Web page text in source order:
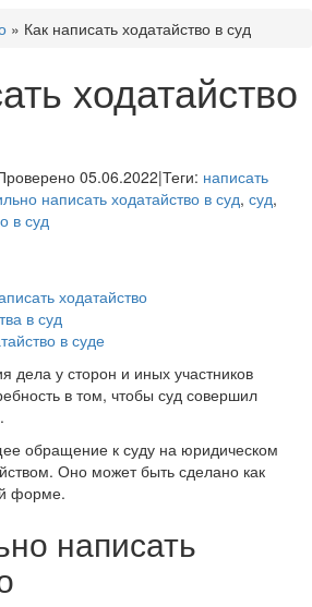
» Как написать ходатайство в суд
ходатайство
05.06.2022|Теги: написать
написать ходатайство в суд, суд,
в суд
ходатайство
в суд
в суде
дела у сторон и иных участников
в том, чтобы суд совершил
обращение к суду на юридическом
Оно может быть сделано как
форме.
написать